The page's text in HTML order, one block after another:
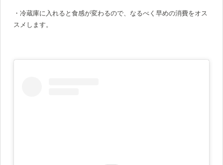
・冷蔵庫に入れると食感が変わるので、なるべく早めの消費をオス
スメします。